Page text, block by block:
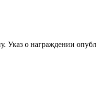
о награждении